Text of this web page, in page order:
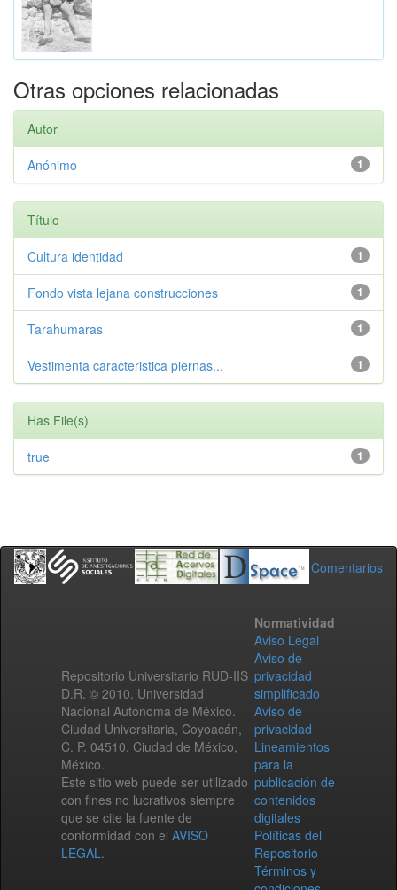
Otras opciones relacionadas
Autor
1
Anónimo
Título
1
Cultura identidad
1
Fondo vista lejana construcciones
1
Tarahumaras
1
Vestimenta caracteristica piernas...
Has File(s)
1
true
Comentarios
Repositorio Universitario RUD-IIS
D.R. © 2010. Universidad
Nacional Autónoma de México.
Ciudad Universitaria, Coyoacán,
C. P. 04510, Ciudad de México,
México.
Este sitio web puede ser utilizado
con fines no lucrativos siempre
que se cite la fuente de
conformidad con el AVISO
LEGAL.
Normatividad
Aviso Legal
Aviso de
privacidad
simplificado
Aviso de
privacidad
Lineamientos
para la
publicación de
contenidos
digitales
Políticas del
Repositorio
Términos y